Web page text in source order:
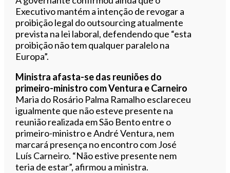
Executivo mantém a intenção de revogar a
proibição legal do outsourcing atualmente
prevista na lei laboral, defendendo que “esta
proibição não tem qualquer paralelo na
Europa”.
Ministra afasta-se das reuniões do
primeiro-ministro com Ventura e Carneiro
Maria do Rosário Palma Ramalho esclareceu
igualmente que não esteve presente na
reunião realizada em São Bento entre o
primeiro-ministro e André Ventura, nem
marcará presença no encontro com José
Luís Carneiro. “Não estive presente nem
teria de estar”, afirmou a ministra.